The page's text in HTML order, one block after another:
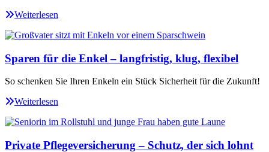
Weiterlesen
Sparen für die Enkel – langfristig, klug, flexibel
So schenken Sie Ihren Enkeln ein Stück Sicherheit für die Zukunft!
Weiterlesen
Private Pflegeversicherung – Schutz, der sich lohnt